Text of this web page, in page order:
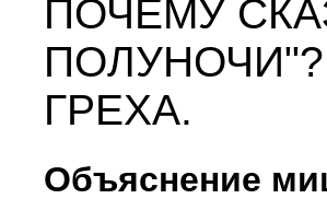
ПОЧЕМУ
ГРЕХА.
Объяснение